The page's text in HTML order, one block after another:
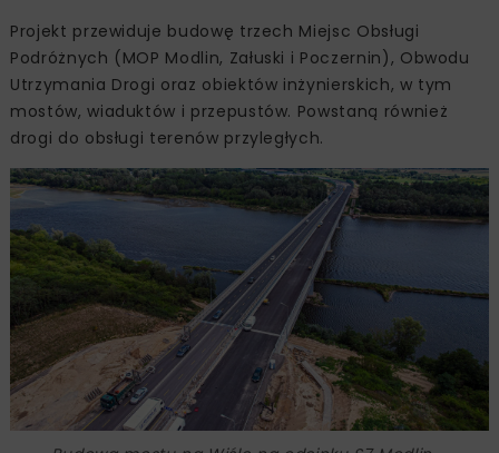
Projekt przewiduje budowę trzech Miejsc Obsługi
Podróżnych (MOP Modlin, Załuski i Poczernin), Obwodu
Utrzymania Drogi oraz obiektów inżynierskich, w tym
mostów, wiaduktów i przepustów. Powstaną również
drogi do obsługi terenów przyległych.